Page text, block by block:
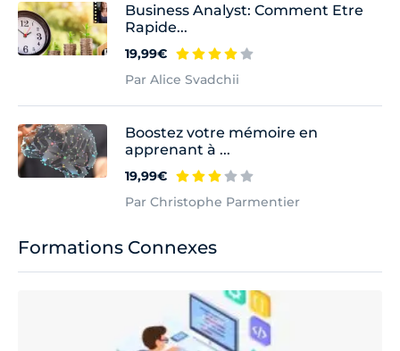
Formations Connexes
Business Analyst: Comment Etre
Rapide...
19,99€
Par Alice Svadchii
Boostez votre mémoire en
apprenant à ...
19,99€
Par Christophe Parmentier